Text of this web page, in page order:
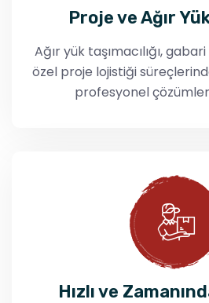
Proje ve Ağır
Ağır yük taşımacılığı,
özel proje lojistiği
profesyonel
Hızlı ve